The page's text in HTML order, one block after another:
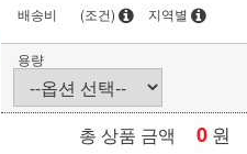
배송비
(조건) 지역별
용량
총 상품 금액 0 원